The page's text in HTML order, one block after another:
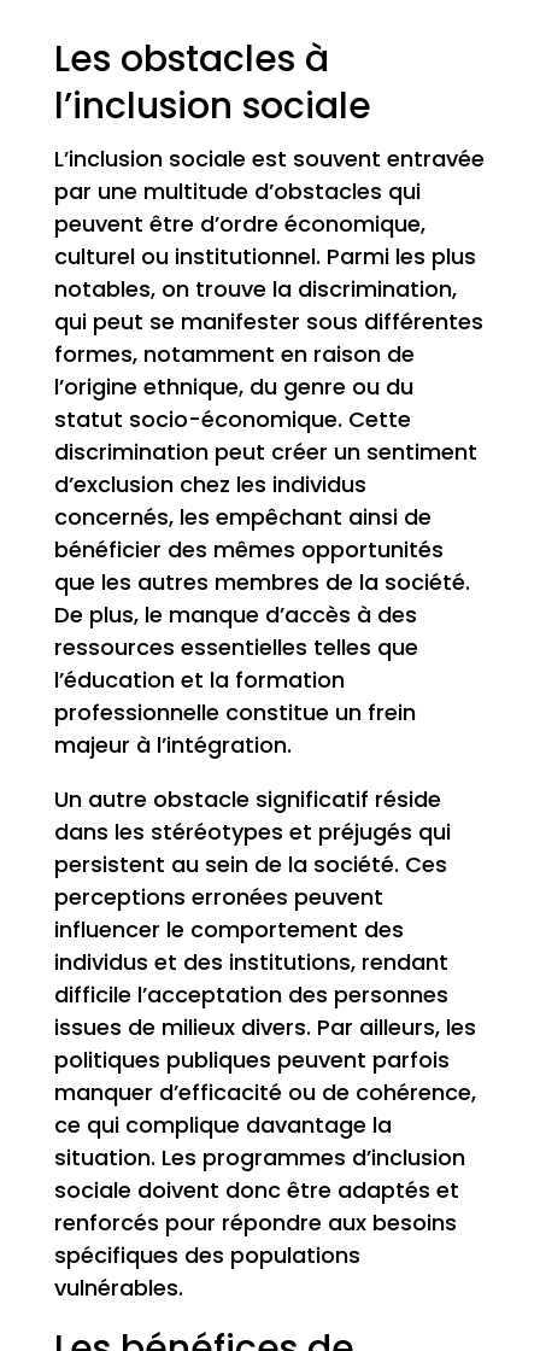
Les obstacles à
l’inclusion sociale
L’inclusion sociale est souvent entravée
par une multitude d’obstacles qui
peuvent être d’ordre économique,
culturel ou institutionnel. Parmi les plus
notables, on trouve la discrimination,
qui peut se manifester sous différentes
formes, notamment en raison de
l’origine ethnique, du genre ou du
statut socio-économique. Cette
discrimination peut créer un sentiment
d’exclusion chez les individus
concernés, les empêchant ainsi de
bénéficier des mêmes opportunités
que les autres membres de la société.
De plus, le manque d’accès à des
ressources essentielles telles que
l’éducation et la formation
professionnelle constitue un frein
majeur à l’intégration.
Un autre obstacle significatif réside
dans les stéréotypes et préjugés qui
persistent au sein de la société. Ces
perceptions erronées peuvent
influencer le comportement des
individus et des institutions, rendant
difficile l’acceptation des personnes
issues de milieux divers. Par ailleurs, les
politiques publiques peuvent parfois
manquer d’efficacité ou de cohérence,
ce qui complique davantage la
situation. Les programmes d’inclusion
sociale doivent donc être adaptés et
renforcés pour répondre aux besoins
spécifiques des populations
vulnérables.